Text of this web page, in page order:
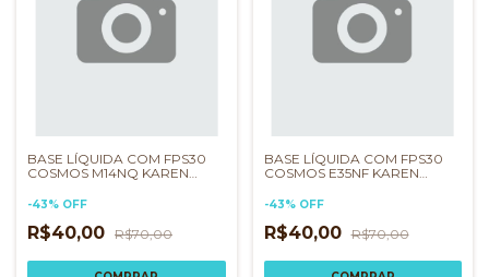
BASE LÍQUIDA COM FPS30
COSMOS M14NQ KAREN
-43% OFF
R$40,00 R$70,00
BASE LÍQUIDA COM FPS30
COSMOS E35NF KAREN
-43% OFF
R$40,00 R$70,00